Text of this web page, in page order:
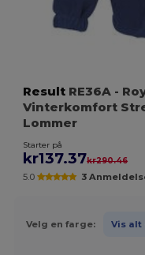
Result RE36A -
Vinterkomfort
Lommer
Starter på
kr137.37kr290.46
5.0 3
Velg en farge: Vis alt